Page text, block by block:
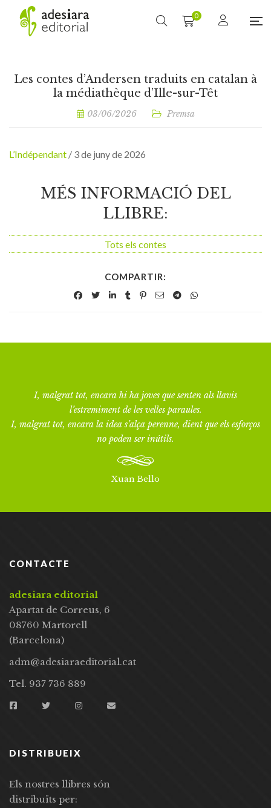
0
Les contes d’Andersen traduits en catalan à
la médiathèque d’Ille-sur-Têt
03/06/2026 Premsa
L’Indépendant / 3 de juny de 2026
MÉS INFORMACIÓ DEL
LLIBRE:
Tots els contes
COMPARTIR:
I, malgrat tot, encara hi ha joves que senten als llavis
l’estremiment de les velles paraules.
I, malgrat tot, encara la idea s’alça perenne, dient que els esforços
no poden ser inútils.
Xuan Bello
CONTACTE
adesiara editorial
Apartat de Correus, 6
08760 Martorell
(Barcelona)
adm@adesiaraeditorial.cat
Tel. 937 736 889
DISTRIBUEIX
Els nostres llibres són
distribuïts per: